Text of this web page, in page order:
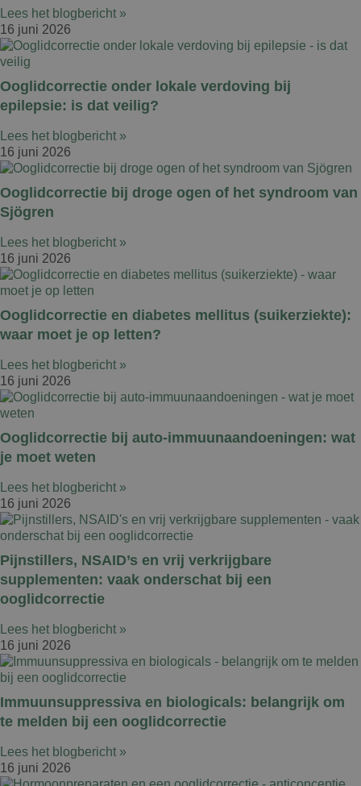
Lees het blogbericht »
16 juni 2026
Ooglidcorrectie onder lokale verdoving bij
epilepsie: is dat veilig?
Lees het blogbericht »
16 juni 2026
Ooglidcorrectie bij droge ogen of het syndroom van
Sjögren
Lees het blogbericht »
16 juni 2026
Ooglidcorrectie en diabetes mellitus (suikerziekte):
waar moet je op letten?
Lees het blogbericht »
16 juni 2026
Ooglidcorrectie bij auto-immuunaandoeningen: wat
je moet weten
Lees het blogbericht »
16 juni 2026
Pijnstillers, NSAID’s en vrij verkrijgbare
supplementen: vaak onderschat bij een
ooglidcorrectie
Lees het blogbericht »
16 juni 2026
Immuunsuppressiva en biologicals: belangrijk om
te melden bij een ooglidcorrectie
Lees het blogbericht »
16 juni 2026